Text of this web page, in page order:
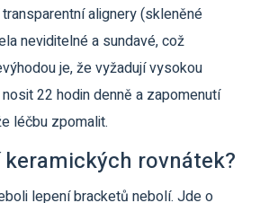
alignery (skleněné
neviditelné a sundavé, což
je, že vyžadují vysokou
22 hodin denně a zapomenutí
léčbu zpomalit.
keramických rovnátek?
lepení bracketů nebolí. Jde o